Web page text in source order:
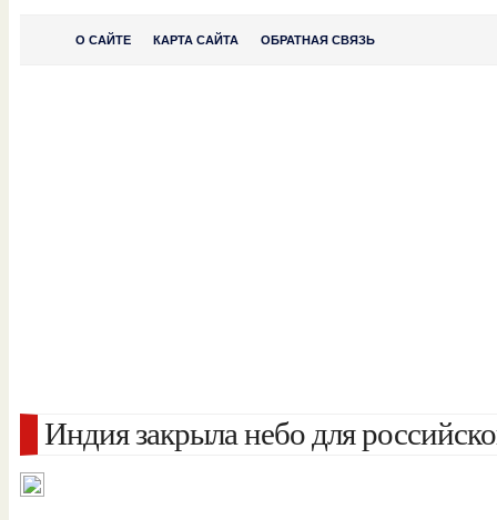
О САЙТЕ КАРТА САЙТА ОБРАТНАЯ СВЯЗЬ
Индия закрыла небо для